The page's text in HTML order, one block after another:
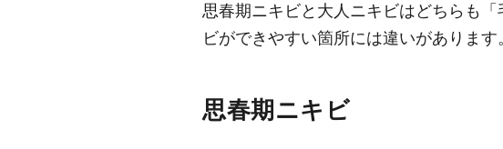
思春期ニキビと大人ニキビはどちらも
ビができやすい箇所には違いがあります
思春期ニキビ